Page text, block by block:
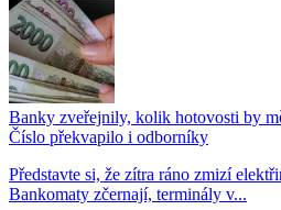
Banky zveřejnily, kolik hotovosti by
Číslo překvapilo i odborníky
Představte si, že zítra ráno zmizí
Bankomaty zčernají, terminály v...